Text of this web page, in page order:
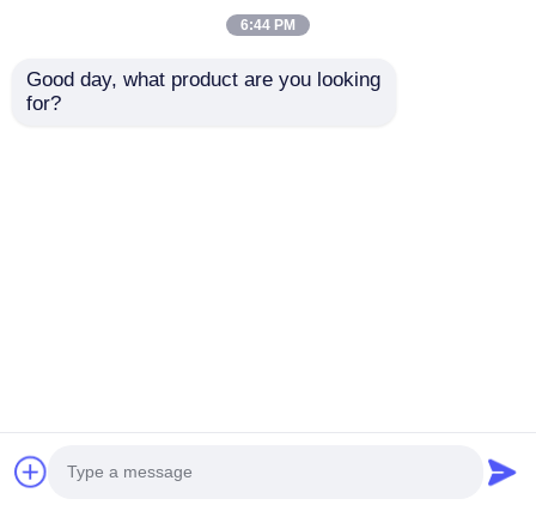
6:44 PM
Good day, what product are you looking
for?